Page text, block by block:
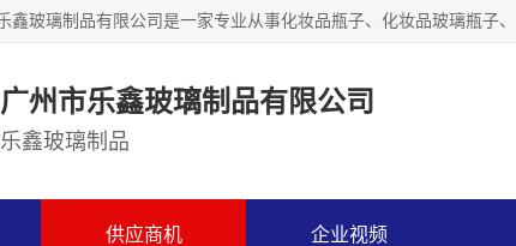
广州市乐鑫玻璃制品有限公司
乐鑫玻璃制品
供应商机 企业视频